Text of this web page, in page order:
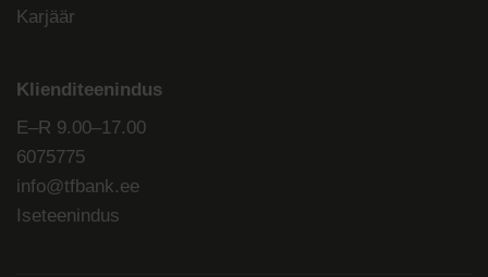
Karjäär
Klienditeenindus
E–R 9.00–17.00
6075775
info@tfbank.ee
Iseteenindus